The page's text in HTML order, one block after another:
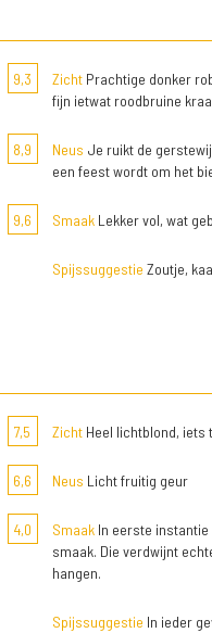
9,3 ZichtPrachtige donker
fijn ietwat roodbruine
8,9 Neus Je ruikt de
een feest wordt om het
9,6 SmaakLekker vol, wat
Spijssuggestie Zoutje,
7,5 ZichtHeel lichtblond, iets
6,6 Neus Licht fruitig geur
4,0 SmaakIn eerste instantie
smaak. Die verdwijnt
hangen.
Spijssuggestie In ieder